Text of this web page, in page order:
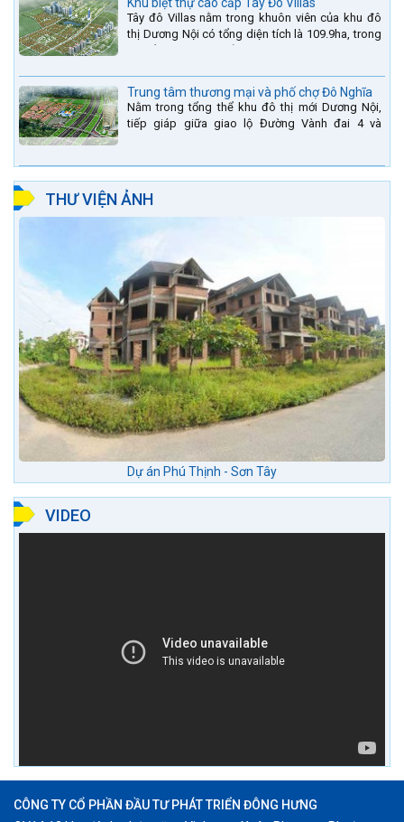
Tây đô Villas nằm trong khuôn viên của khu đô
thị Dương Nội có tổng diện tích là 109.9ha, trong
Trung tâm thương mại và phố chợ Đô Nghĩa
Nằm trong tổng thể khu đô thị mới Dương Nội,
tiếp giáp giữa giao lộ Đường Vành đai 4 và
THƯ VIỆN ẢNH
Dự án Phú Thịnh - Sơn Tây
VIDEO
CÔNG TY CỔ PHẦN ĐẦU TƯ PHÁT TRIỂN ĐÔNG HƯNG